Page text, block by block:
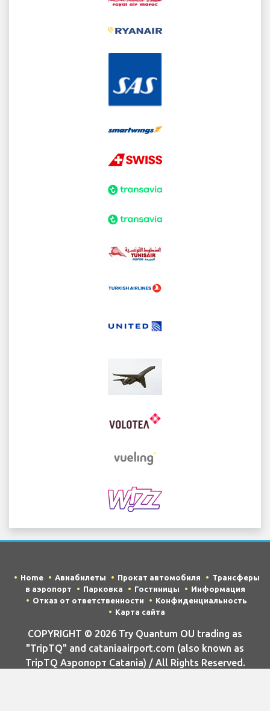
Home Авиабилеты Прокат автомобиля
Трансферы
в аэропорт
Парковка Гостиницы
Информация
Отказ от ответственности
Конфиденциальность
Карта сайта
COPYRIGHT © 2026 Try Quantum OU trading as
"TripTQ" and cataniaairport.com (also known as
TripTQ Аэропорт Catania) / All Rights Reserved.